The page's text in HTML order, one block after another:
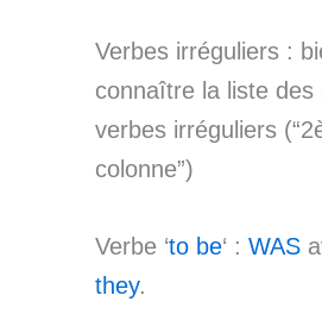
Verbes irréguliers :
connaître la liste des
verbes irréguliers
colonne”)
Verbe ‘to be‘ : WAS
they.